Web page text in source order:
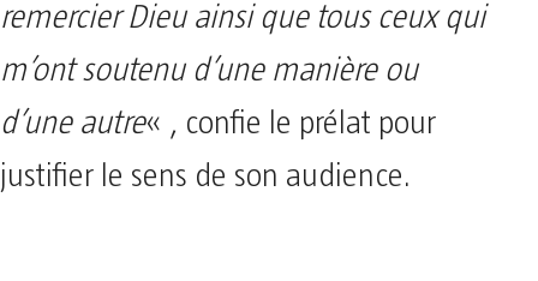
remercier Dieu ainsi que tous ceux qui
m’ont soutenu d’une manière ou
d’une autre« , confie le prélat pour
justifier le sens de son audience.